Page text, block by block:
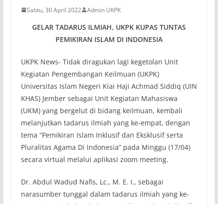
Sabtu, 30 April 2022 Admin UKPK
GELAR TADARUS ILMIAH, UKPK KUPAS TUNTAS
PEMIKIRAN ISLAM DI INDONESIA
UKPK News- Tidak diragukan lagi kegetolan Unit
Kegiatan Pengembangan Keilmuan (UKPK)
Universitas Islam Negeri Kiai Haji Achmad Siddiq (UIN
KHAS) Jember sebagai Unit Kegiatan Mahasiswa
(UKM) yang bergelut di bidang keilmuan, kembali
melanjutkan tadarus ilmiah yang ke-empat, dengan
tema “Pemikiran Islam Inklusif dan Eksklusif serta
Pluralitas Agama Di Indonesia” pada Minggu (17/04)
secara virtual melalui aplikasi zoom meeting.
Dr. Abdul Wadud Nafis, Lc., M. E. I., sebagai
narasumber tunggal dalam tadarus ilmiah yang ke-